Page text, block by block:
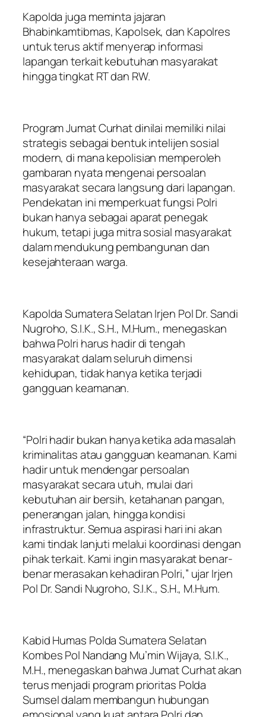
Kapolda juga meminta jajaran
Bhabinkamtibmas, Kapolsek, dan Kapolres
untuk terus aktif menyerap informasi
lapangan terkait kebutuhan masyarakat
hingga tingkat RT dan RW.
Program Jumat Curhat dinilai memiliki nilai
strategis sebagai bentuk intelijen sosial
modern, di mana kepolisian memperoleh
gambaran nyata mengenai persoalan
masyarakat secara langsung dari lapangan.
Pendekatan ini memperkuat fungsi Polri
bukan hanya sebagai aparat penegak
hukum, tetapi juga mitra sosial masyarakat
dalam mendukung pembangunan dan
kesejahteraan warga.
Kapolda Sumatera Selatan Irjen Pol Dr. Sandi
Nugroho, S.I.K., S.H., M.Hum., menegaskan
bahwa Polri harus hadir di tengah
masyarakat dalam seluruh dimensi
kehidupan, tidak hanya ketika terjadi
gangguan keamanan.
“Polri hadir bukan hanya ketika ada masalah
kriminalitas atau gangguan keamanan. Kami
hadir untuk mendengar persoalan
masyarakat secara utuh, mulai dari
kebutuhan air bersih, ketahanan pangan,
penerangan jalan, hingga kondisi
infrastruktur. Semua aspirasi hari ini akan
kami tindak lanjuti melalui koordinasi dengan
pihak terkait. Kami ingin masyarakat benar-
benar merasakan kehadiran Polri,” ujar Irjen
Pol Dr. Sandi Nugroho, S.I.K., S.H., M.Hum.
Kabid Humas Polda Sumatera Selatan
Kombes Pol Nandang Mu’min Wijaya, S.I.K.,
M.H., menegaskan bahwa Jumat Curhat akan
terus menjadi program prioritas Polda
Sumsel dalam membangun hubungan